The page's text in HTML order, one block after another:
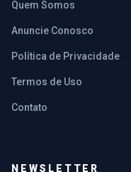
Quem Somos
Anuncie Conosco
Política de Privacidade
Termos de Uso
Contato
NEWSLETTER